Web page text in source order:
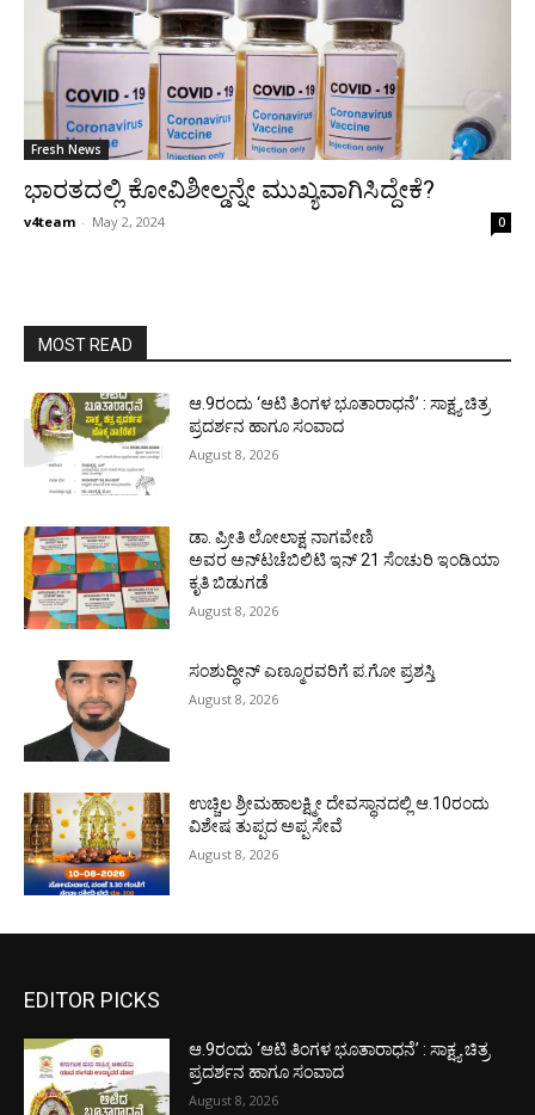
Fresh News
ಭಾರತದಲ್ಲಿ ಕೋವಿಶೀಲ್ಡನ್ನೇ ಮುಖ್ಯವಾಗಿಸಿದ್ದೇಕೆ?
v4team - May 2, 2024 0
MOST READ
ಆ.9ರಂದು ‘ಆಟಿ ತಿಂಗಳ ಭೂತಾರಾಧನೆ’ : ಸಾಕ್ಷ್ಯ ಚಿತ್ರ
ಪ್ರದರ್ಶನ ಹಾಗೂ ಸಂವಾದ
August 8, 2026
ಡಾ. ಪ್ರೀತಿ ಲೋಲಾಕ್ಷ ನಾಗವೇಣಿ
ಅವರ ಅನ್‌ಟಚೆಬಿಲಿಟಿ ಇನ್ 21 ಸೆಂಚುರಿ ಇಂಡಿಯಾ
ಕೃತಿ ಬಿಡುಗಡೆ
August 8, 2026
ಸಂಶುದ್ಧೀನ್ ಎಣ್ಮೂರವರಿಗೆ ಪ.ಗೋ ಪ್ರಶಸ್ತಿ
August 8, 2026
ಉಚ್ಚಿಲ ಶ್ರೀಮಹಾಲಕ್ಷ್ಮೀ ದೇವಸ್ಥಾನದಲ್ಲಿ ಆ.10ರಂದು
ವಿಶೇಷ ತುಪ್ಪದ ಅಪ್ಪ ಸೇವೆ
August 8, 2026
EDITOR PICKS
ಆ.9ರಂದು ‘ಆಟಿ ತಿಂಗಳ ಭೂತಾರಾಧನೆ’ : ಸಾಕ್ಷ್ಯ ಚಿತ್ರ
ಪ್ರದರ್ಶನ ಹಾಗೂ ಸಂವಾದ
August 8, 2026